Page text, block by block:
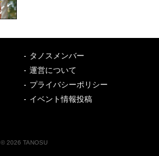
タノスメンバー
運営について
プライバシーポリシー
イベント情報投稿
© 2026 TANOSU